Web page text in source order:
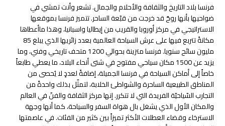
فرنسا بلاد التاريخ والثقافة والأحلام والجمال. تشعر وأنت تمشي في
ضواحيها بأنها روحٌ قد خرجت من قبّعة الساحر. تتميز فرنسا بموقعها
الاستراتيجي في مركز أوروبا والقريب من إيطاليا واسبانيا، وهذا ماأعطاها
مكانةً تتربع فيها على عرش السياحة العالمية بعدد زائريها الذي يبلغ 85
مليون سائح سنويا. فرنسا متزينة بحوالي 1200 متحف تاريخي وفني، وما
يزيد عن 1500 مكان سياحي مفتوح في شتى أنحاء البلاد، ما يعطي طابعاً
خاصاً إلى أماكن السياحة في فرنسا الجميلة، إضافةً لعددٍ لا يُحصى من
المناطق الطبيعية الساحرة والشواطئ الخلابة، لتمثّل بذلك واحدةً من
التجارب السّياحيّة الفريدة التي لا تتكرر. إنها مركز الثقافة والفنّ في العالم
والمكان الأول الذي يشغل بال هواة السفر والسياحة، كما أنها وجهة
الاسترخاء وقضاء العطلات الأكثر تميزاً بين كثير من الفئات. في عاصمتها